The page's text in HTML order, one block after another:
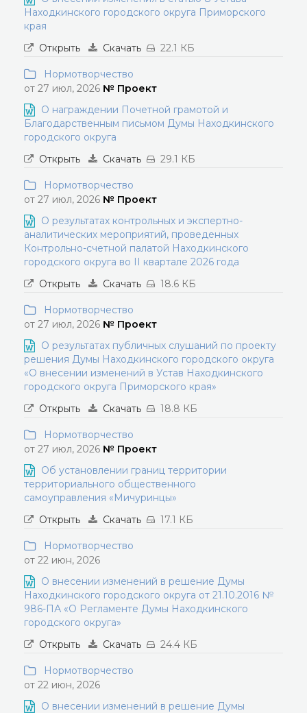
Находкинского городского округа Приморского
края
Открыть
Скачать 22.1 КБ
Нормотворчество
от 27 июл, 2026 № Проект
О награждении Почетной грамотой и
Благодарственным письмом Думы Находкинского
городского округа
Открыть
Скачать 29.1 КБ
Нормотворчество
от 27 июл, 2026 № Проект
О результатах контрольных и экспертно-
аналитических мероприятий, проведенных
Контрольно-счетной палатой Находкинского
городского округа во II квартале 2026 года
Открыть
Скачать 18.6 КБ
Нормотворчество
от 27 июл, 2026 № Проект
О результатах публичных слушаний по проекту
решения Думы Находкинского городского округа
«О внесении изменений в Устав Находкинского
городского округа Приморского края»
Открыть
Скачать 18.8 КБ
Нормотворчество
от 27 июл, 2026 № Проект
Об установлении границ территории
территориального общественного
самоуправления «Мичуринцы»
Открыть
Скачать 17.1 КБ
Нормотворчество
от 22 июн, 2026
О внесении изменений в решение Думы
Находкинского городского округа от 21.10.2016 №
986-ПА «О Регламенте Думы Находкинского
городского округа»
Открыть
Скачать 24.4 КБ
Нормотворчество
от 22 июн, 2026
О внесении изменений в решение Думы